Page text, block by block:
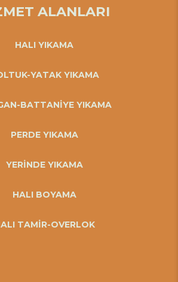
ALANLARI
HALI YIKAMA
YATAK YIKAMA
BATTANİYE YIKAMA
PERDE YIKAMA
YERİNDE YIKAMA
HALI BOYAMA
TAMİR-OVERLOK